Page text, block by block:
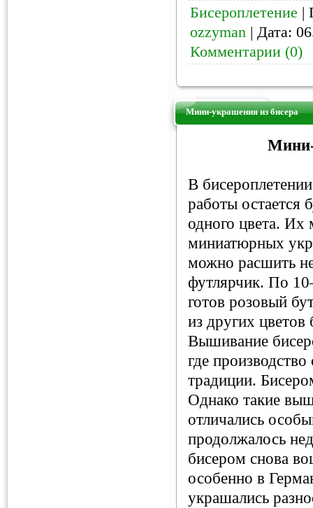
Бисероплетение |
ozzyman | Дата:
Комментарии (0)
Мини-украшения из бисера
Мини-
В
работы остается
одного цвета. Их
миниатюрных
можно расшить
футлярчик. По
готов розовый
из других цветов
Вышивание
где
традиции.
Однако такие
отличались
продолжалось
бисером снова
особенно в
украшались